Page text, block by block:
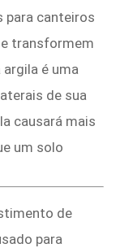
para canteiros
transformem
é uma
de sua
causará mais
um solo
de
para